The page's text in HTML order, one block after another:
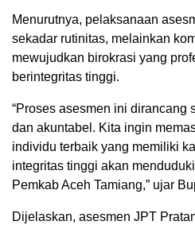
Menurutnya, pelaksanaan
sekadar rutinitas, melainkan
mewujudkan birokrasi yang
berintegritas tinggi.
“Proses asesmen ini dirancang
dan akuntabel. Kita ingin
individu terbaik yang memiliki
integritas tinggi akan
Pemkab Aceh Tamiang,” ujar
Dijelaskan, asesmen JPT